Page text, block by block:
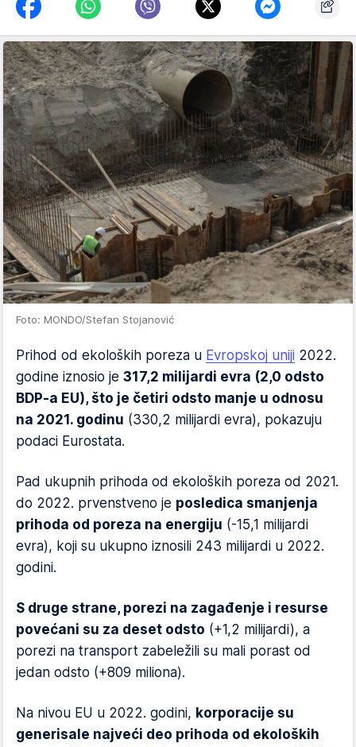
Foto: MONDO/Stefan Stojanović
Prihod od ekoloških poreza u Evropskoj uniji 2022.
godine iznosio je 317,2 milijardi evra (2,0 odsto
BDP-a EU), što je četiri odsto manje u odnosu
na 2021. godinu (330,2 milijardi evra), pokazuju
podaci Eurostata.
Pad ukupnih prihoda od ekoloških poreza od 2021.
do 2022. prvenstveno je posledica smanjenja
prihoda od poreza na energiju (-15,1 milijardi
evra), koji su ukupno iznosili 243 milijardi u 2022.
godini.
S druge strane, porezi na zagađenje i resurse
povećani su za deset odsto (+1,2 milijardi), a
porezi na transport zabeležili su mali porast od
jedan odsto (+809 miliona).
Na nivou EU u 2022. godini, korporacije su
generisale najveći deo prihoda od ekoloških